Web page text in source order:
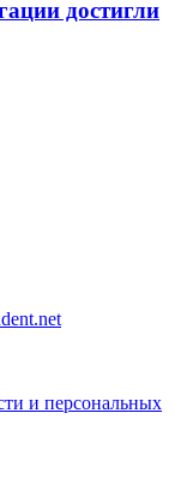
достигли
и персональных